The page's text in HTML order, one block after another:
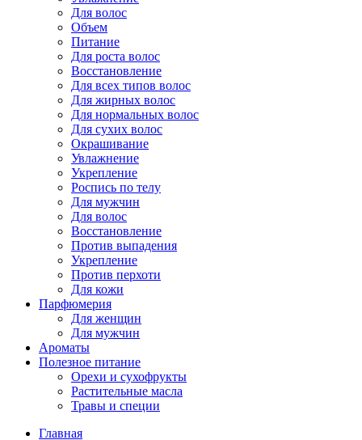
Для волос
Объем
Питание
Для роста волос
Восстановление
Для всех типов волос
Для жирных волос
Для нормальных волос
Для сухих волос
Окрашивание
Увлажнение
Укрепление
Роспись по телу
Для мужчин
Для волос
Восстановление
Против выпадения
Укрепление
Против перхоти
Для кожи
Парфюмерия
Для женщин
Для мужчин
Ароматы
Полезное питание
Орехи и сухофрукты
Растительные масла
Травы и специи
Главная